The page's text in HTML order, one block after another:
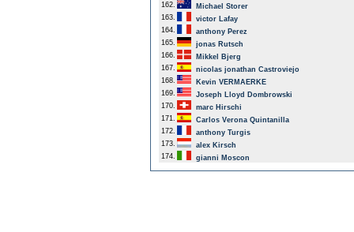
162.
Michael Storer
163.
victor Lafay
164.
anthony Perez
165.
jonas Rutsch
166.
Mikkel Bjerg
167.
nicolas jonathan Castroviejo
168.
Kevin VERMAERKE
169.
Joseph Lloyd Dombrowski
170.
marc Hirschi
171.
Carlos Verona Quintanilla
172.
anthony Turgis
173.
alex Kirsch
174.
gianni Moscon